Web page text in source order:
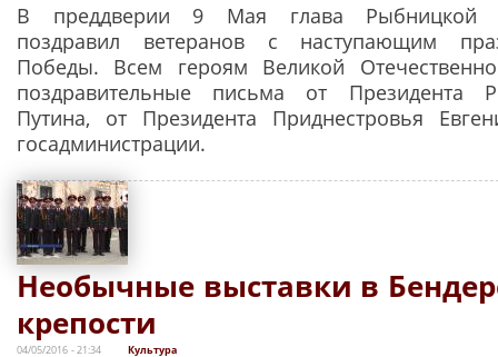
В преддверии 9 Мая глава Рыбницкой
поздравил ветеранов с наступающим
Победы. Всем героям Великой
поздравительные письма от Президента
Путина, от Президента Приднестровья
госадминистрации.
Необычные выставки в
крепости
04/05/2016 - 21:34 Культура